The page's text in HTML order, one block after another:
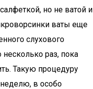
но не ватой и
ваты еще
слухового
раз, пока
Такую процедуру
в особо